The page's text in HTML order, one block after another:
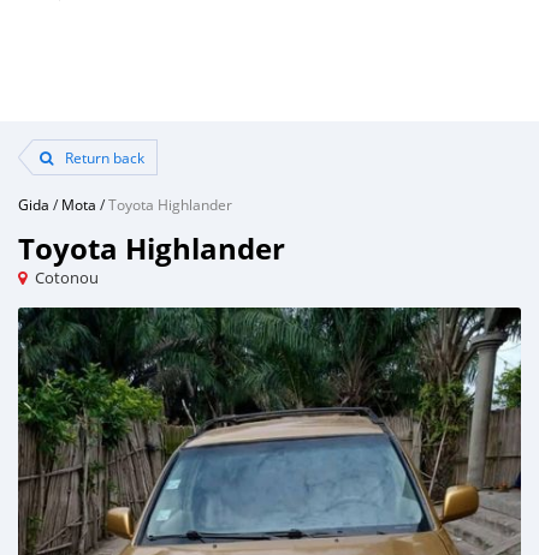
Return back
Gida /Mota /Toyota Highlander
Toyota Highlander
Cotonou